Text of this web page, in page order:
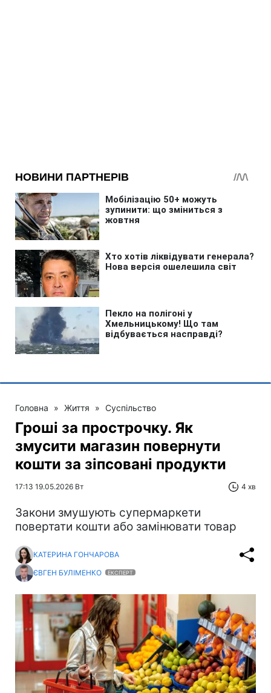
Головна » Життя » Суспільство
Гроші за прострочку. Як
змусити магазин повернути
кошти за зіпсовані продукти
17:13 19.05.2026 Вт 4 хв
Закони змушують супермаркети
повертати кошти або замінювати товар
КАТЕРИНА ГОНЧАРОВА
ЄВГЕН БУЛІМЕНКО
ЕКСПЕРТ